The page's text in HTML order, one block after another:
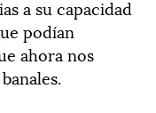
a su capacidad
podían
ahora nos